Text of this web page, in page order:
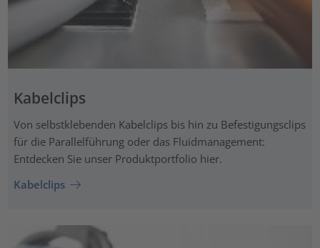
Kabelclips
Von selbstklebenden Kabelclips bis hin zu Befestigungsclips
für die Parallelführung oder das Fluidmanagement:
Entdecken Sie unser Produktportfolio hier.
Kabelclips